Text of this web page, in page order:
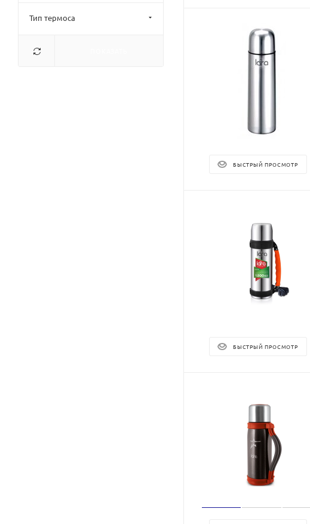
БЫСТРЫЙ ПРОСМОТР
БЫСТРЫЙ ПРОСМОТР
Тип термоса